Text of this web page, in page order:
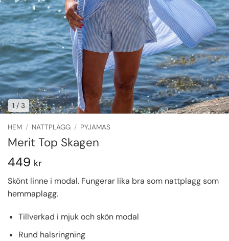
1 / 3
HEM / NATTPLAGG / PYJAMAS
Merit Top Skagen
449 kr
Skönt linne i modal. Fungerar lika bra som nattplagg som
hemmaplagg.
Tillverkad i mjuk och skön modal
Rund halsringning